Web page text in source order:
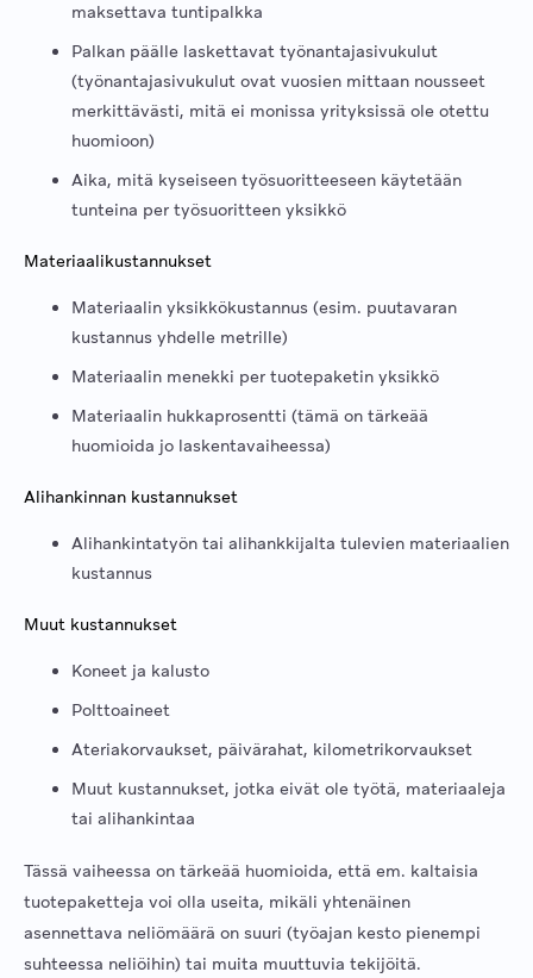
maksettava tuntipalkka
Palkan päälle laskettavat työnantajasivukulut
(työnantajasivukulut ovat vuosien mittaan nousseet
merkittävästi, mitä ei monissa yrityksissä ole otettu
huomioon)
Aika, mitä kyseiseen työsuoritteeseen käytetään
tunteina per työsuoritteen yksikkö
Materiaalikustannukset
Materiaalin yksikkökustannus (esim. puutavaran
kustannus yhdelle metrille)
Materiaalin menekki per tuotepaketin yksikkö
Materiaalin hukkaprosentti (tämä on tärkeää
huomioida jo laskentavaiheessa)
Alihankinnan kustannukset
Alihankintatyön tai alihankkijalta tulevien materiaalien
kustannus
Muut kustannukset
Koneet ja kalusto
Polttoaineet
Ateriakorvaukset, päivärahat, kilometrikorvaukset
Muut kustannukset, jotka eivät ole työtä, materiaaleja
tai alihankintaa
Tässä vaiheessa on tärkeää huomioida, että em. kaltaisia
tuotepaketteja voi olla useita, mikäli yhtenäinen
asennettava neliömäärä on suuri (työajan kesto pienempi
suhteessa neliöihin) tai muita muuttuvia tekijöitä.